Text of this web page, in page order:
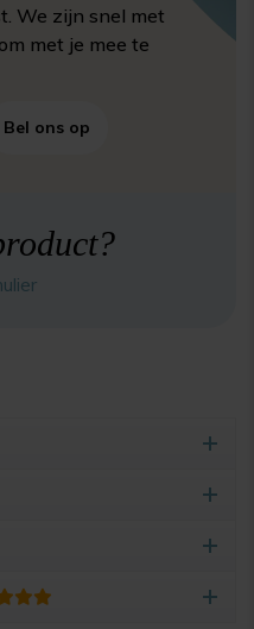
We zijn snel met
met je mee te
Bel ons op